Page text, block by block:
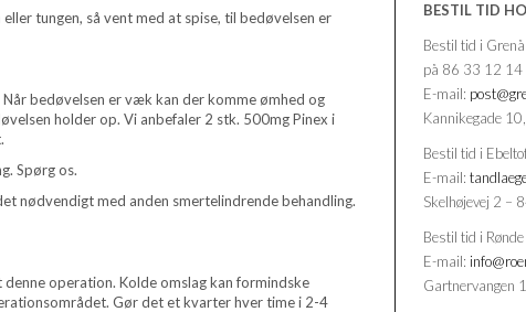
tungen, så vent med at spise, til bedøvelsen er
bedøvelsen er væk kan der komme ømhed og
holder op. Vi anbefaler 2 stk. 500mg Pinex i
Spørg os.
nødvendigt med anden smertelindrende behandling.
operation. Kolde omslag kan formindske
Gør det et kvarter hver time i 2-4
BESTIL TID
Bestil tid i
på 86 33 12 14
E-mail:
Kannikegade
Bestil tid i
E-mail:
Skelhøjevej 2 –
Bestil tid i
E-mail:
Gartnervangen